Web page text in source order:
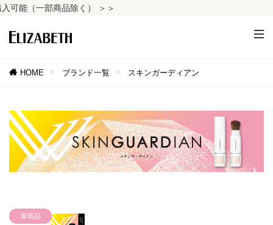
能（一部商品除く） ＞＞
HOME ブランド一覧 スキンガーディアン
新商品